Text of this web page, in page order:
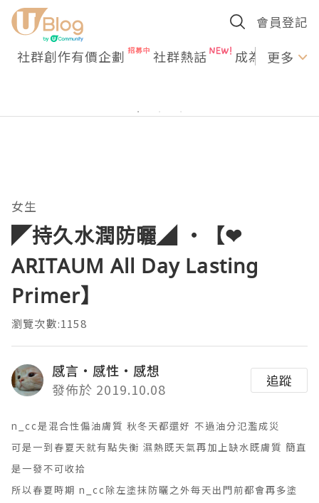
會員登記
社群創作有價企劃 社群熱話 成為U更多
女生
◤持久水潤防曬◢ ‧【❤
ARITAUM All Day Lasting
Primer】
瀏覽次數:1158
感言‧感性‧感想
發佈於 2019.10.08
追蹤
n_cc是混合性偏油膚質 秋冬天都還好 不過油分氾濫成災
可是一到春夏天就有點失衡 濕熱既天氣再加上缺水既膚質 簡直
是一發不可收拾
所以春夏時期 n_cc除左塗抹防曬之外每天出門前都會再多塗